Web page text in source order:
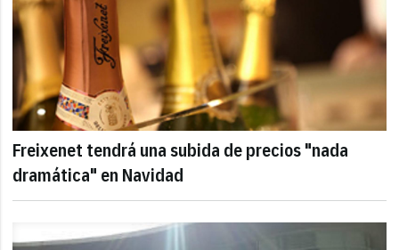
Freixenet tendrá una subida de precios "nada
dramática" en Navidad